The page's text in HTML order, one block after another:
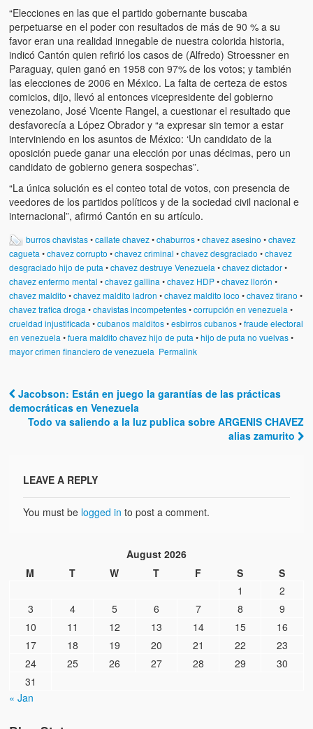
Chistes
“Elecciones en las que el partido gobernante buscaba
perpetuarse en el poder con resultados de más de 90 % a su
favor eran una realidad innegable de nuestra colorida historia,
indicó Cantón quien refirió los casos de (Alfredo) Stroessner en
Paraguay, quien ganó en 1958 con 97% de los votos; y también
las elecciones de 2006 en México. La falta de certeza de estos
comicios, dijo, llevó al entonces vicepresidente del gobierno
venezolano, José Vicente Rangel, a cuestionar el resultado que
desfavorecía a López Obrador y “a expresar sin temor a estar
interviniendo en los asuntos de México: ‘Un candidato de la
oposición puede ganar una elección por unas décimas, pero un
candidato de gobierno genera sospechas”.
“La única solución es el conteo total de votos, con presencia de
veedores de los partidos políticos y de la sociedad civil nacional e
internacional”, afirmó Cantón en su artículo.
burros chavistas•callate chavez•chaburros•chavez asesino •chavez
cagueta •chavez corrupto •chavez criminal •chavez desgraciado •chavez
desgraciado hijo de puta •chavez destruye Venezuela •chavez dictador•
chavez enfermo mental •chavez gallina •chavez HDP•chavez llorón •
chavez maldito •chavez maldito ladron •chavez maldito loco •chavez tirano •
chavez trafica droga •chavistas incompetentes•corrupción en venezuela •
crueldad injustificada •cubanos malditos•esbirros cubanos•fraude electoral
en venezuela •fuera maldito chavez hijo de puta •hijo de puta no vuelvas•
mayor crimen financiero de venezuela Permalink
Post navigation
Jacobson: Están en juego la garantías de las prácticas
democráticas en Venezuela
Todo va saliendo a la luz publica sobre ARGENIS CHAVEZ
alias zamurito
LEAVE A REPLY
You must be logged in to post a comment.
August 2026
M
T W T F S
S
1
2
3
4 5 6 7 8
9
10
11 12 13 14 15
16
17
18 19 20 21 22
23
24
25 26 27 28 29
30
31
« Jan